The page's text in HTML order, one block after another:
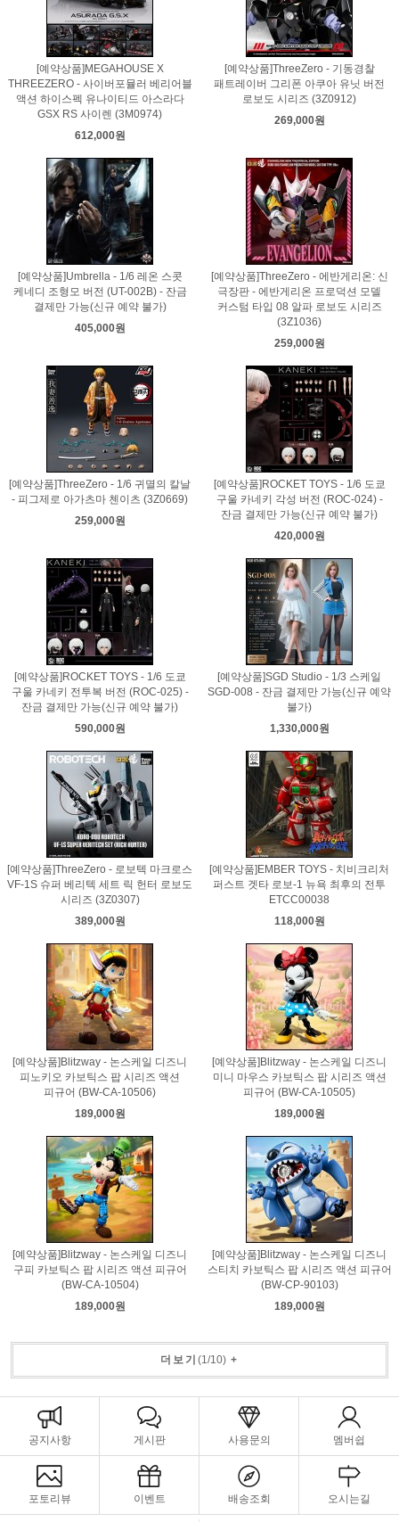
[예약상품]MEGAHOUSE X
THREEZERO - 사이버포뮬러 베리어블
액션 하이스펙 유나이티드 아스라다
GSX RS 사이렌 (3M0974)
612,000원
[예약상품]ThreeZero - 기동경찰
패트레이버 그리폰 아쿠아 유닛 버전
로보도 시리즈 (3Z0912)
269,000원
[예약상품]Umbrella - 1/6 레온 스콧
케네디 조형모 버전 (UT-002B) - 잔금
결제만 가능(신규 예약 불가)
405,000원
[예약상품]ThreeZero - 에반게리온: 신
극장판 - 에반게리온 프로덕션 모델
커스텀 타입 08 알파 로보도 시리즈
(3Z1036)
259,000원
[예약상품]ThreeZero - 1/6 귀멸의 칼날
- 피그제로 아가츠마 첸이츠 (3Z0669)
259,000원
[예약상품]ROCKET TOYS - 1/6 도쿄
구울 카네키 각성 버전 (ROC-024) -
잔금 결제만 가능(신규 예약 불가)
420,000원
[예약상품]ROCKET TOYS - 1/6 도쿄
구울 카네키 전투복 버전 (ROC-025) -
잔금 결제만 가능(신규 예약 불가)
590,000원
[예약상품]SGD Studio - 1/3 스케일
SGD-008 - 잔금 결제만 가능(신규 예약
불가)
1,330,000원
[예약상품]ThreeZero - 로보텍 마크로스
VF-1S 슈퍼 베리텍 세트 릭 헌터 로보도
시리즈 (3Z0307)
389,000원
[예약상품]EMBER TOYS - 치비크리처
퍼스트 겟타 로보-1 뉴욕 최후의 전투
ETCC00038
118,000원
[예약상품]Blitzway - 논스케일 디즈니
피노키오 카보틱스 팝 시리즈 액션
피규어 (BW-CA-10506)
189,000원
[예약상품]Blitzway - 논스케일 디즈니
미니 마우스 카보틱스 팝 시리즈 액션
피규어 (BW-CA-10505)
189,000원
[예약상품]Blitzway - 논스케일 디즈니
구피 카보틱스 팝 시리즈 액션 피규어
(BW-CA-10504)
189,000원
[예약상품]Blitzway - 논스케일 디즈니
스티치 카보틱스 팝 시리즈 액션 피규어
(BW-CP-90103)
189,000원
더보기 (1/10) +
공지사항 게시판 사용문의 멤버쉽
포토리뷰 이벤트 배송조회 오시는길